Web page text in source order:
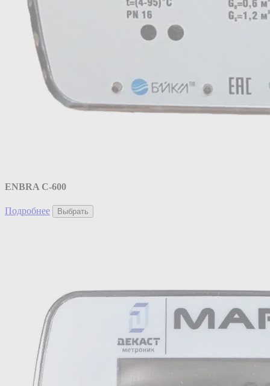
ENBRA C-600
Подробнее Выбрать